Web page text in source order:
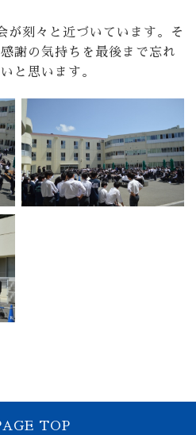
が刻々と近づいています。そ
謝の気持ちを最後まで忘れ
と思います。
TOP